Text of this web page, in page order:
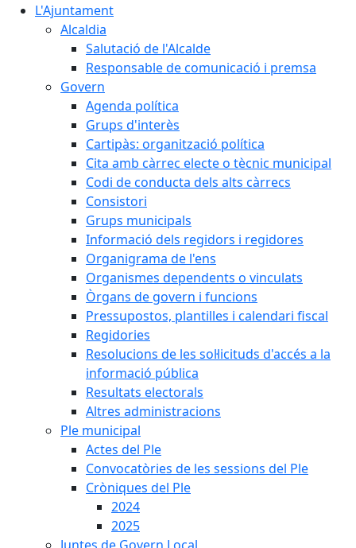
L'Ajuntament
Alcaldia
Salutació de l'Alcalde
Responsable de comunicació i premsa
Govern
Agenda política
Grups d'interès
Cartipàs: organització política
Cita amb càrrec electe o tècnic municipal
Codi de conducta dels alts càrrecs
Consistori
Grups municipals
Informació dels regidors i regidores
Organigrama de l'ens
Organismes dependents o vinculats
Òrgans de govern i funcions
Pressupostos, plantilles i calendari fiscal
Regidories
Resolucions de les sol·licituds d'accés a la
informació pública
Resultats electorals
Altres administracions
Ple municipal
Actes del Ple
Convocatòries de les sessions del Ple
Cròniques del Ple
2024
2025